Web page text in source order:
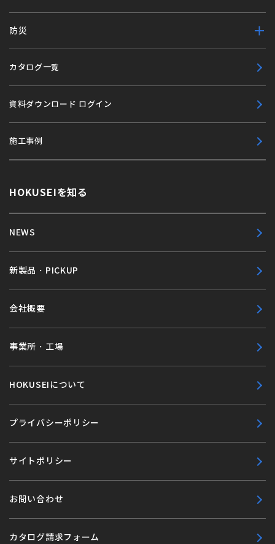
防災
カタログ一覧
資料ダウンロード ログイン
施工事例
HOKUSEIを知る
NEWS
新製品・PICKUP
会社概要
事業所・工場
HOKUSEIについて
プライバシーポリシー
サイトポリシー
お問い合わせ
カタログ請求フォーム